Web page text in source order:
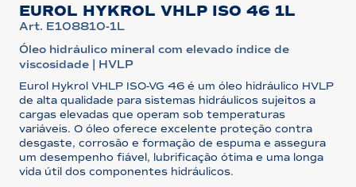
EUROL HYKROL VHLP ISO 46 1L
Art. E108810-1L
Óleo hidráulico mineral com elevado índice de
viscosidade | HVLP
Eurol Hykrol VHLP ISO-VG 46 é um óleo hidráulico HVLP
de alta qualidade para sistemas hidráulicos sujeitos a
cargas elevadas que operam sob temperaturas
variáveis. O óleo oferece excelente proteção contra
desgaste, corrosão e formação de espuma e assegura
um desempenho fiável, lubrificação ótima e uma longa
vida útil dos componentes hidráulicos.